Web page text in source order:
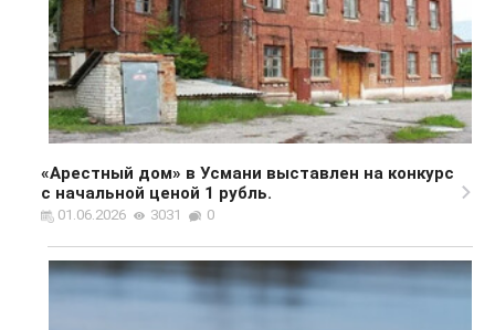
«Арестный дом» в Усмани выставлен на конкурс
с начальной ценой 1 рубль.
01.06.2026 3031 0